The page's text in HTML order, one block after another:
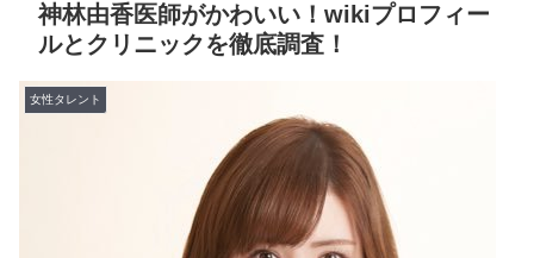
神林由香医師がかわいい！wikiプロフィー
ルとクリニックを徹底調査！
女性タレント